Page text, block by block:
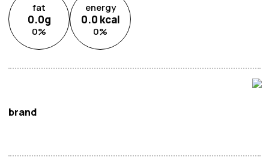
fat
0.0g
0%
energy
0.0 kcal
0%
brand